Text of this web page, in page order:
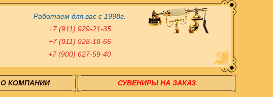
Работаем для вас с 1998г.
+7 (911) 929-21-35
+7 (911) 928-18-66
+7 (900) 627-59-40
О КОМПАНИИ СУВЕНИРЫ НА ЗАКАЗ